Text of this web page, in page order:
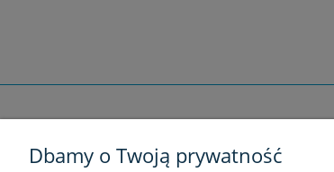
FIRMA
Dbamy o Twoją prywatność